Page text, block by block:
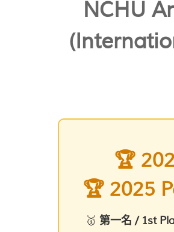
NCHU
🏆
🏆 2025
🥇 第一名 / 1st